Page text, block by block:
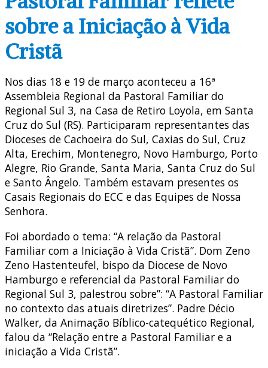
sobre a Iniciação à Vida
Cristã
Nos dias 18 e 19 de março aconteceu a 16ª
Assembleia Regional da Pastoral Familiar do
Regional Sul 3, na Casa de Retiro Loyola, em Santa
Cruz do Sul (RS). Participaram representantes das
Dioceses de Cachoeira do Sul, Caxias do Sul, Cruz
Alta, Erechim, Montenegro, Novo Hamburgo, Porto
Alegre, Rio Grande, Santa Maria, Santa Cruz do Sul
e Santo Ângelo. Também estavam presentes os
Casais Regionais do ECC e das Equipes de Nossa
Senhora.
Foi abordado o tema: “A relação da Pastoral
Familiar com a Iniciação à Vida Cristã”. Dom Zeno
Zeno Hastenteufel, bispo da Diocese de Novo
Hamburgo e referencial da Pastoral Familiar do
Regional Sul 3, palestrou sobre”: “A Pastoral Familiar
no contexto das atuais diretrizes”. Padre Décio
Walker, da Animação Bíblico-catequético Regional,
falou da “Relação entre a Pastoral Familiar e a
iniciação a Vida Cristã”.